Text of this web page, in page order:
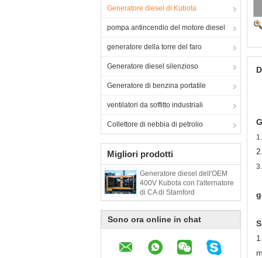
Generatore diesel di Kubota
pompa antincendio del motore diesel
generatore della torre del faro
Generatore diesel silenzioso
Generatore di benzina portatile
ventilatori da soffitto industriali
Collettore di nebbia di petrolio
Migliori prodotti
Generatore diesel dell'OEM
400V Kubota con l'alternatore
di CA di Stamford
Sono ora online in chat